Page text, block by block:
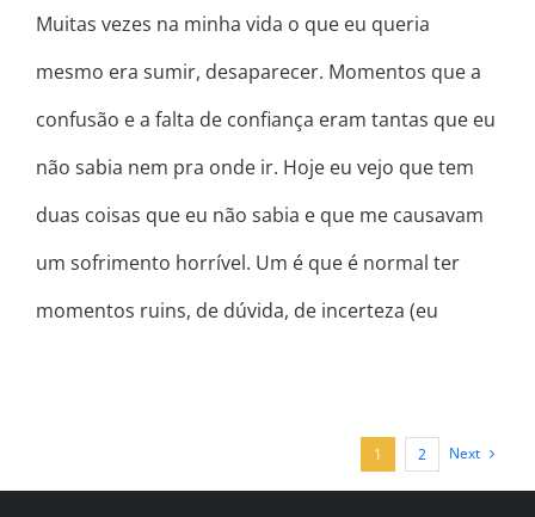
Muitas vezes na minha vida o que eu queria
mesmo era sumir, desaparecer. Momentos que a
confusão e a falta de confiança eram tantas que eu
não sabia nem pra onde ir. Hoje eu vejo que tem
duas coisas que eu não sabia e que me causavam
um sofrimento horrível. Um é que é normal ter
momentos ruins, de dúvida, de incerteza (eu
1 2 Next